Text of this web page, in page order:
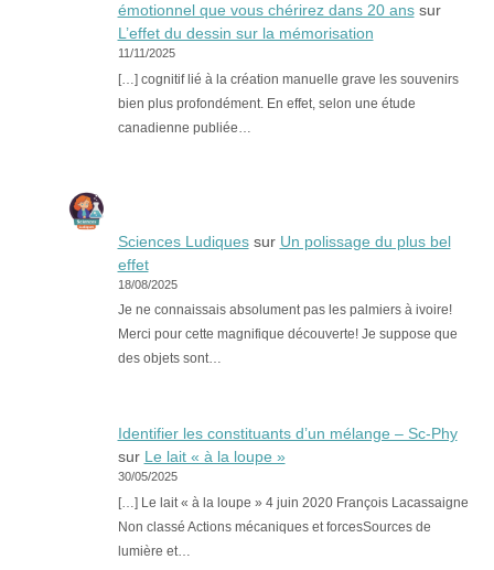
émotionnel que vous chérirez dans 20 anssur
L’effet du dessin sur la mémorisation
11/11/2025
[…] cognitif lié à la création manuelle grave les souvenirs
bien plus profondément. En effet, selon une étude
canadienne publiée…
Sciences Ludiquessur Un polissage du plus bel
effet
18/08/2025
Je ne connaissais absolument pas les palmiers à ivoire!
Merci pour cette magnifique découverte! Je suppose que
des objets sont…
Identifier les constituants d’un mélange – Sc-Phy
sur Le lait « à la loupe »
30/05/2025
[…] Le lait « à la loupe » 4 juin 2020 François Lacassaigne
Non classé Actions mécaniques et forcesSources de
lumière et…